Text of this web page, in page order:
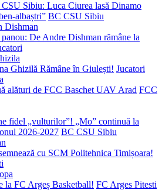
Sibiu: Luca Ciurea lasă Dinamo
albaștri” BC CSU Sibiu
De Andre Dishman rămâne la
Ghizilă Rămâne în Giulești! Jucatori
alături de FCC Baschet UAV Arad FCC
fidel „vulturilor”! „Mo” continuă la
2026-2027 BC CSU Sibiu
cu SCM Politehnica Timișoara!
la FC Argeș Basketball! FC Arges Pitesti